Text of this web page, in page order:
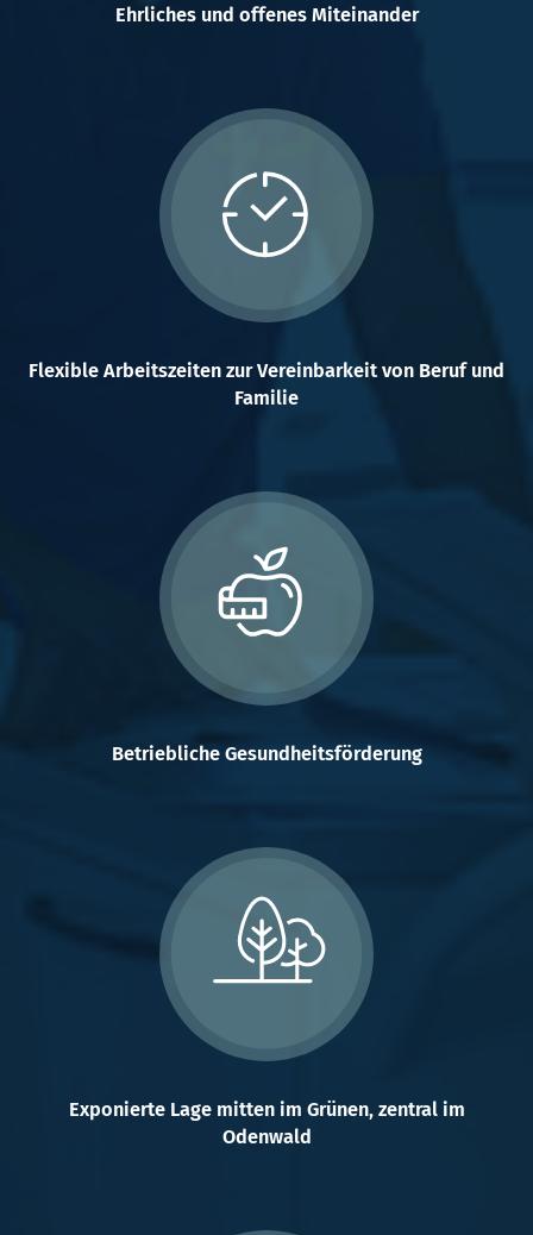
Ehrliches und offenes Miteinander
Flexible Arbeitszeiten zur Vereinbarkeit von Beruf und
Familie
Betriebliche Gesundheitsförderung
Exponierte Lage mitten im Grünen, zentral im
Odenwald